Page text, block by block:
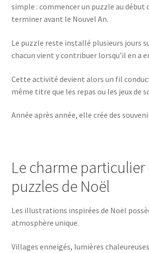
simple : commencer un puzzle au début
terminer avant le Nouvel An.
Le puzzle reste installé plusieurs jours
chacun vient y contribuer lorsqu’il en a
Cette activité devient alors un fil
même titre que les repas ou les jeux de
Année après année, elle crée des
Le charme particulier
puzzles de Noël
Les illustrations inspirées de Noël
atmosphère unique.
Villages enneigés, lumières